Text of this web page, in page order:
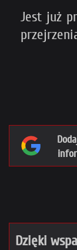
Jest już
Dzięki